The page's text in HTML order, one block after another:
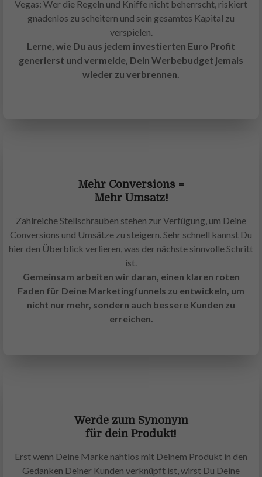
Vegas: Wer die Regeln und Kniffe nicht beherrscht, riskiert
gnadenlos zu scheitern und sein gesamtes Kapital zu
verspielen.
Lerne, wie Du aus jedem investierten Euro Profit
generierst und vermeide, Dein Werbebudget jemals
wieder zu verbrennen.
Mehr Conversions =
Mehr Umsatz!
Zahlreiche Stellschrauben stehen zur Verfügung, um Deine
Conversions und Umsätze zu steigern. Sehr schnell kannst Du
hier den Überblick verlieren, was der nächste sinnvolle Schritt
ist.
Gemeinsam arbeiten wir daran, einen klaren roten
Faden für Deine Marketingfunnels zu entwickeln, um
nicht nur mehr, sondern auch bessere Kunden zu
erreichen.
Werde zum Synonym
für dein Produkt!
Erst wenn Deine Marke nahtlos mit Deinem Produkt in den
Gedanken Deiner Kunden verknüpft ist, wirst Du Deine